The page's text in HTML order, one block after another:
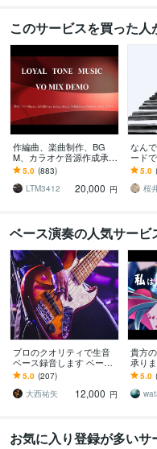
このサービスを買った
作編曲、楽曲制作、BG
M、カラオケ音源作成承り
ます 商用利用可 著作権譲
渡、ストック曲あり。
5.0 (883)
LTM3412
20,000 円
なん
ード
【高
奏・
ンジ
5.0
桜
ベース演奏の人気サービ
プロのクオリティで生音
ベース録音します ベース
であなたの楽曲のポテン
シャルを最大限に引き出
します。
5.0 (207)
大西祐矢
12,000 円
貴方
承り
の演
ク上
5.0
お気に入り登録が多いサ